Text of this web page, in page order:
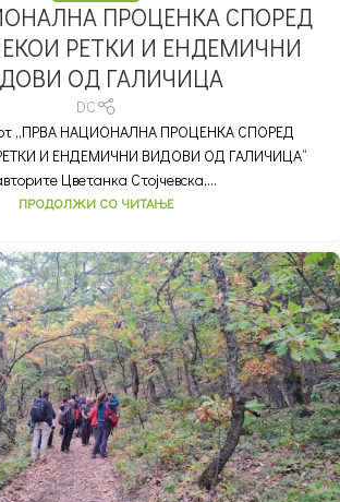
ПРОЦЕНКА СПОРЕД
РЕТКИ И ЕНДЕМИЧНИ
ОД ГАЛИЧИЦА
DC
„ПРВА НАЦИОНАЛНА ПРОЦЕНКА СПОРЕД
И ЕНДЕМИЧНИ ВИДОВИ ОД ГАЛИЧИЦА“
Цветанка Стојчевска,...
ПРОДОЛЖИ СО ЧИТАЊЕ